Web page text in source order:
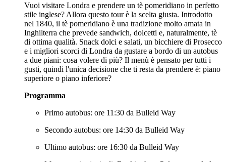
Vuoi visitare Londra e prendere un tè pomeridiano in perfetto
stile inglese? Allora questo tour è la scelta giusta. Introdotto
nel 1840, il tè pomeridiano è una tradizione molto amata in
Inghilterra che prevede sandwich, dolcetti e, naturalmente, tè
di ottima qualità. Snack dolci e salati, un bicchiere di Prosecco
e i migliori scorci di Londra da gustare a bordo di un autobus
a due piani: cosa volere di più? Il menù è pensato per tutti i
gusti, quindi l'unica decisione che ti resta da prendere è: piano
superiore o piano inferiore?
Programma
Primo autobus: ore 11:30 da Bulleid Way
Secondo autobus: ore 14:30 da Bulleid Way
Ultimo autobus: ore 16:30 da Bulleid Way